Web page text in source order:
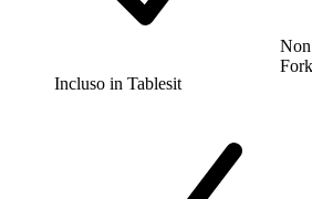
Incluso in Tablesit
Fork